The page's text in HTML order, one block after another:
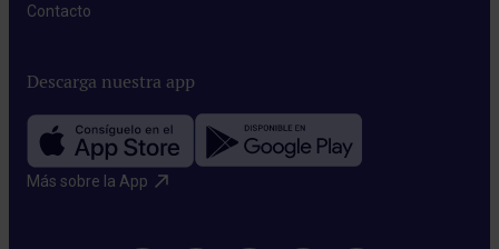
Contacto​
Descarga nuestra app
Más sobre la App​